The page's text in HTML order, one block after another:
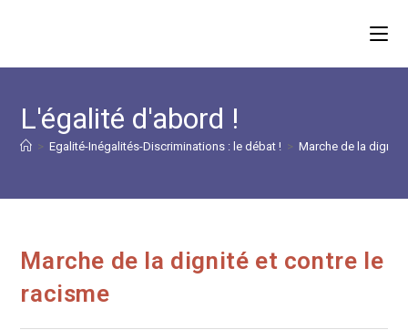
L'égalité d'abord !
> Egalité-Inégalités-Discriminations : le débat ! > Marche de la
Marche de la dignité et contre le
racisme